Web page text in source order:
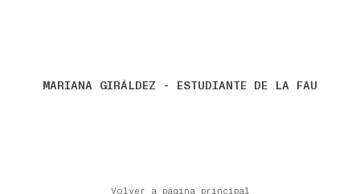
MARIANA GIRÁLDEZ - ESTUDIANTE DE LA FAU
Volver a página principal